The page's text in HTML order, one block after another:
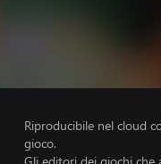
Riproducibile nel cloud
gioco.